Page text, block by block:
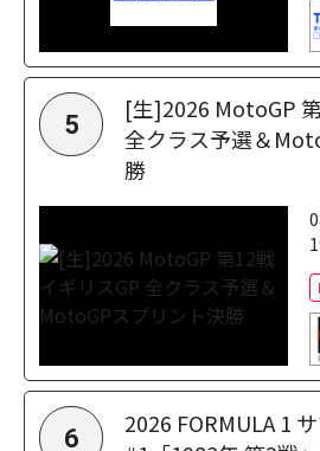
5
[生]2026 MotoGP
全クラス予選＆
勝
6
2026 FORMULA 1